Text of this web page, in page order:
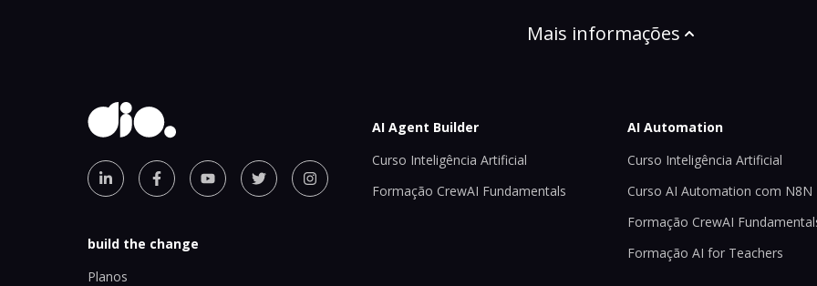
Mais informações
build the change
Planos
AI Agent Builder
Curso Inteligência Artificial
Formação CrewAI Fundamentals
AI Automation
Curso Inteligência Artificial
Curso AI Automation com N8N
Formação CrewAI
Formação AI for Teachers